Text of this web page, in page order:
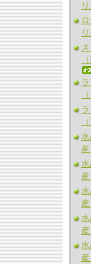
産
産
産
産
産